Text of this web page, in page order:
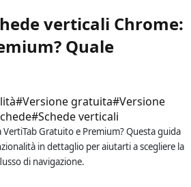
verticali Chrome:
Quale
#Versione gratuita#Versione
#Schede verticali
Gratuito e Premium? Questa guida
in dettaglio per aiutarti a scegliere la
di navigazione.